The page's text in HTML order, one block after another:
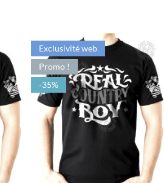
Exclusivité web
Promo !
-35%